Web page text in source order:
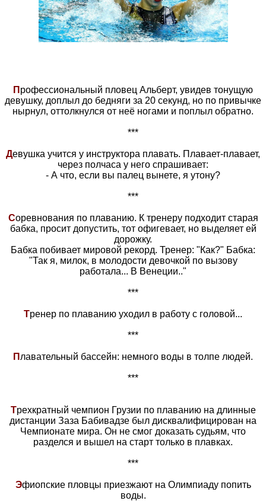
П рофессиональный пловец Альберт, увидев тонущую
девушку, доплыл до бедняги за 20 секунд, но по привычке
нырнул, оттолкнулся от неё ногами и поплыл обратно.
***
Девушка учится у инструктора плавать. Плавает-плавает,
через полчаса у него спрашивает:
- А что, если вы палец вынете, я утону?
***
Соревнования по плаванию. К тренеру подходит старая
бабка, просит допустить, тот офигевает, но выделяет ей
дорожку.
Бабка побивает мировой рекорд. Тренер: "Как?" Бабка:
"Так я, милок, в молодости девочкой по вызову
работала... В Венеции.."
***
Тренер по плаванию уходил в работу с головой...
***
П лавательный бассейн: немного воды в толпе людей.
***
Трехкратный чемпион Грузии по плаванию на длинные
дистанции Заза Бабивадзе был дисквалифицирован на
Чемпионате мира. Он не смог доказать судьям, что
разделся и вышел на старт только в плавках.
***
Эфиопские пловцы приезжают на Олимпиаду попить
воды.